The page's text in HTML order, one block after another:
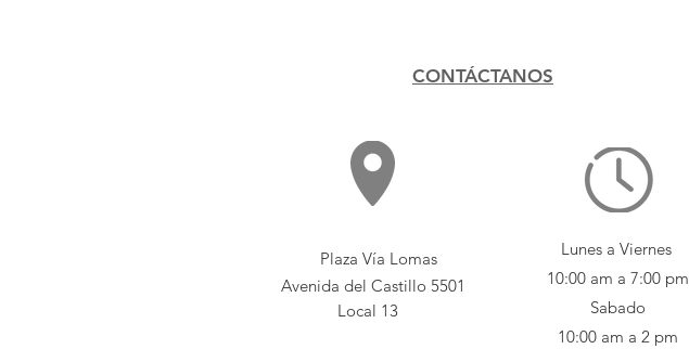
CONTÁCTANOS
Plaza Vía Lomas
Avenida del Castillo 5501
Local 13
Lunes a Viernes
10:00 am a 7:00 pm
Sabado
10:00 am a 2 pm